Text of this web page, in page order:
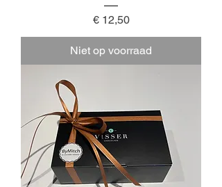
Prijs
€ 12,50
Niet op voorraad